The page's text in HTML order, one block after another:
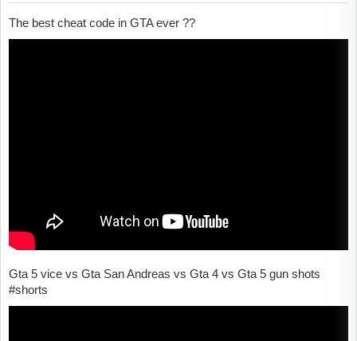
The best cheat code in GTA ever ??
Gta 5 vice vs Gta San Andreas vs Gta 4 vs Gta 5 gun shots
#shorts